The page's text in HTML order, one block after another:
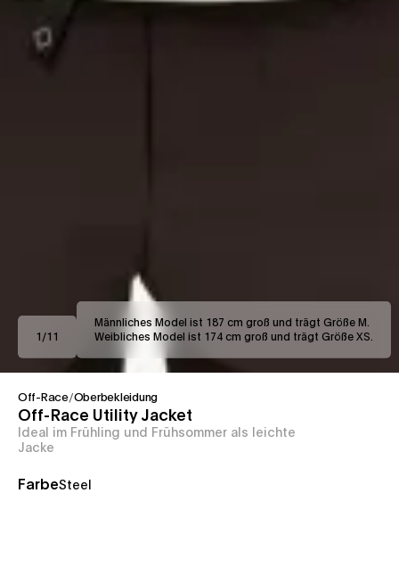
1 /11
Männliches Model ist 187 cm groß und trägt Größe M.
Weibliches Model ist 174 cm groß und trägt Größe XS.
Off-Race/Oberbekleidung
Off-Race Utility Jacket
Ideal im Frühling und Frühsommer als leichte
Jacke
FarbeSteel